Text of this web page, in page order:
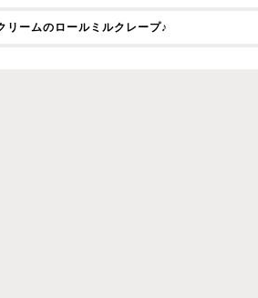
リームのロールミルクレープ♪